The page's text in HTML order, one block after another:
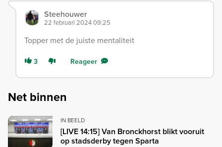
Steehouwer
22 februari 2024 09:25
Topper met de juiste mentaliteit
3 Reageer
Net binnen
IN BEELD
[LIVE 14:15] Van Bronckhorst blikt vooruit
op stadsderby tegen Sparta